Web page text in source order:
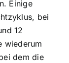
Einige
bei
12
wiederum
dem die